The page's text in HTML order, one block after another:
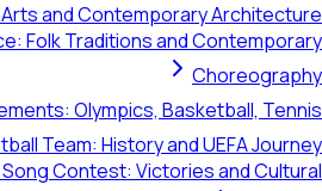
Arts and Contemporary Architecture
Folk Traditions and Contemporary
Choreography
Olympics, Basketball, Tennis
Team: History and UEFA Journey
Contest: Victories and Cultural